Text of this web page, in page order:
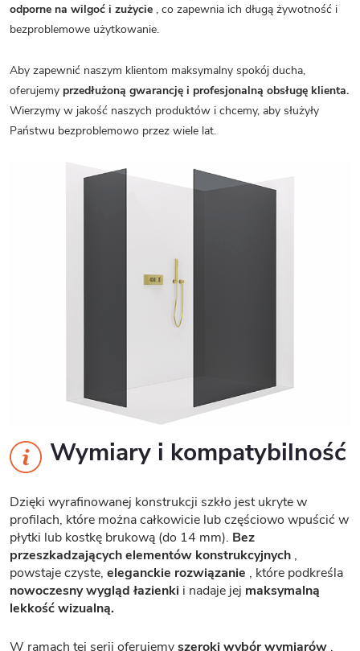
odporne na wilgoć i zużycie , co zapewnia ich długą żywotność i
bezproblemowe użytkowanie.
Aby zapewnić naszym klientom maksymalny spokój ducha,
oferujemy przedłużoną gwarancję i profesjonalną obsługę klienta.
Wierzymy w jakość naszych produktów i chcemy, aby służyły
Państwu bezproblemowo przez wiele lat.
Wymiary i kompatybilność
Dzięki wyrafinowanej konstrukcji szkło jest ukryte w
profilach, które można całkowicie lub częściowo wpuścić w
płytki lub kostkę brukową (do 14 mm). Bez
przeszkadzających elementów konstrukcyjnych ,
powstaje czyste, eleganckie rozwiązanie , które podkreśla
nowoczesny wygląd łazienki i nadaje jej maksymalną
lekkość wizualną.
W ramach tej serii oferujemyszeroki wybór wymiarów ,